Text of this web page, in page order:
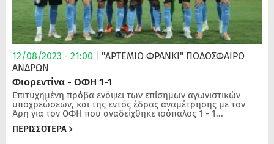
12/08/2023 - 21:00 "ΑΡΤΕΜΙΟ ΦΡΑΝΚΙ" ΠΟΔΌΣΦΑΙΡΟ
ΑΝΔΡΏΝ
Φιορεντίνα - ΟΦΗ 1-1
Επιτυχημένη πρόβα ενόψει των επίσημων αγωνιστικών
υποχρεώσεων, και της εντός έδρας αναμέτρησης με τον
Άρη για τον ΟΦΗ που αναδείχθηκε ισόπαλος 1 - 1...
ΠΕΡΙΣΣΟΤΕΡΑ